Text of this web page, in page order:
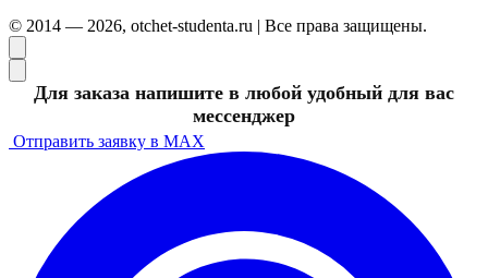
© 2014 — 2026, otchet-studenta.ru | Все права защищены.
Для заказа напишите в любой удобный для вас
мессенджер
Отправить заявку в MAX